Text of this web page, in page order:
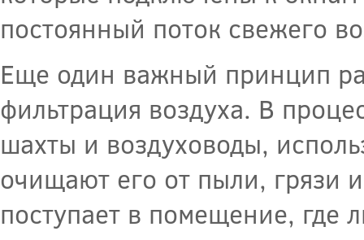
постоянный поток свежего
Еще один важный принцип
фильтрация воздуха. В
шахты и воздуховоды,
очищают его от пыли, грязи
поступает в помещение, где